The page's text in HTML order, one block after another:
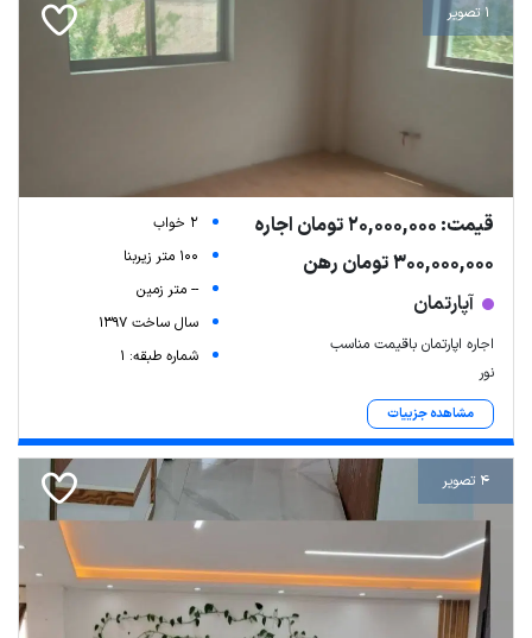
1 تصویر
قیمت: 20,000,000 تومان اجاره
300,000,000 تومان رهن
آپارتمان
اجاره اپارتمان باقیمت مناسب
نور
مشاهده جزییات
2 خواب
100 متر زیربنا
-- متر زمین
سال ساخت 1397
شماره طبقه: 1
4 تصویر